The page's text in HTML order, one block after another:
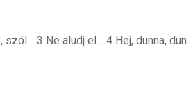
3 Ne aludj el… 4 Hej, dunna, dun